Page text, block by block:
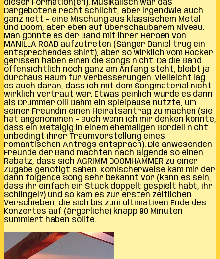
dieser Formation(en). Musikalisch war das
Dargebotene recht schlicht, aber irgendwie auch
ganz nett – eine Mischung aus klassischem Metal
und Doom, aber eben auf überschaubarem Niveau.
Man gönnte es der Band mit ihren Heroen von
MANILLA ROAD aufzutreten (Sänger Daniel trug ein
entsprechendes Shirt), aber so wirklich vom Hocker
gerissen haben einen die Songs nicht. Da die Band
offensichtlich noch ganz am Anfang steht, bleibt ja
durchaus Raum für Verbesserungen. Vielleicht lag
es auch daran, dass ich mit dem Songmaterial nicht
wirklich vertraut war. Etwas peinlich wurde es dann
als Drummer Olli Dahm ein Spielpause nutzte, um
seiner Freundin einen Heiratsantrag zu machen (sie
hat angenommen – auch wenn ich mir denken könnte,
dass ein Metalgig in einem ehemaligen Bordell nicht
unbedingt ihrer Traumvorstellung eines
romantischen Antrags entsprach). Die anwesenden
Freunde der Band machten nach Gigende so einen
Rabatz, dass sich AGRIMM DOOMHAMMER zu einer
Zugabe genötigt sahen. Komischerweise kam mir der
dann folgende Song sehr bekannt vor (kann es sein,
dass ihr einfach ein Stück doppelt gespielt habt, ihr
Schlingel?) und so kam es zur ersten zeitlichen
Verschieben, die sich bis zum ultimativen Ende des
Konzertes auf (ärgerliche) knapp 90 Minuten
summiert haben sollte.